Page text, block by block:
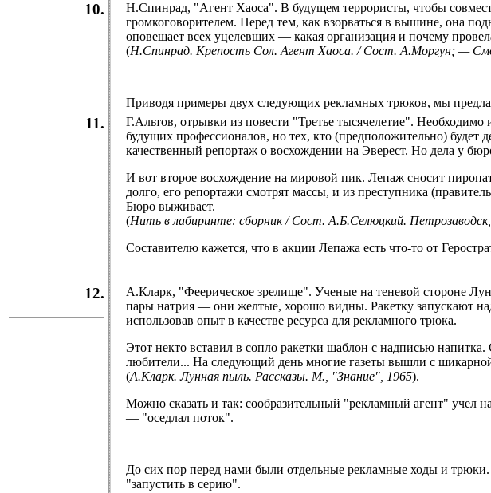
10.
Н.Спинрад, "Агент Хаоса". В будущем террористы, чтобы
громкоговорителем. Перед тем, как взорваться в вышине, она
оповещает всех уцелевших — какая организация и почему
(Н.Спинрад. Крепость Сол. Агент Хаоса. / Сост. А.Моргун; —
Приводя примеры двух следующих рекламных трюков, мы
11.
Г.Альтов, отрывки из повести "Третье тысячелетие".
будущих профессионалов, но тех, кто (предположительно)
качественный репортаж о восхождении на Эверест. Но дела у
И вот второе восхождение на мировой пик. Лепаж сносит
долго, его репортажи смотрят массы, и из преступника
Бюро выживает.
(Нить в лабиринте: сборник / Сост. А.Б.Селюцкий.
Составителю кажется, что в акции Лепажа есть что-то от
12.
А.Кларк, "Феерическое зрелище". Ученые на теневой стороне
пары натрия — они желтые, хорошо видны. Ракетку запускают
использовав опыт в качестве ресурса для рекламного трюка.
Этот некто вставил в сопло ракетки шаблон с надписью
любители... На следующий день многие газеты вышли с
(А.Кларк. Лунная пыль. Рассказы. М., "Знание", 1965).
Можно сказать и так: сообразительный "рекламный агент" учел
— "оседлал поток".
До сих пор перед нами были отдельные рекламные ходы и
"запустить в серию".